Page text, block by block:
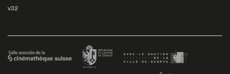
v3.2